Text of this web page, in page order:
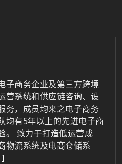
子商务企业及第三方跨境
营系统和供应链咨询、设
务，成员均来之电子商务
均有5年以上的先进电子商
。 致力于打造低运营成
物流系统及电商仓储系